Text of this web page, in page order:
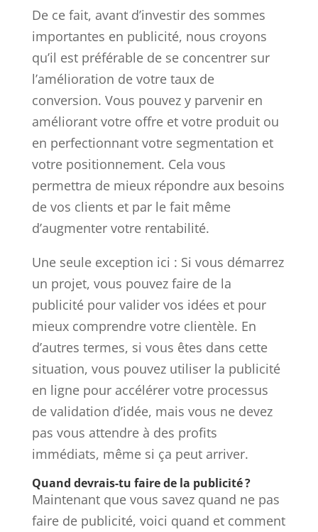
De ce fait, avant d’investir des sommes
importantes en publicité, nous croyons
qu’il est préférable de se concentrer sur
l’amélioration de votre taux de
conversion. Vous pouvez y parvenir en
améliorant votre offre et votre produit ou
en perfectionnant votre segmentation et
votre positionnement. Cela vous
permettra de mieux répondre aux besoins
de vos clients et par le fait même
d’augmenter votre rentabilité.
Une seule exception ici : Si vous démarrez
un projet, vous pouvez faire de la
publicité pour valider vos idées et pour
mieux comprendre votre clientèle. En
d’autres termes, si vous êtes dans cette
situation, vous pouvez utiliser la publicité
en ligne pour accélérer votre processus
de validation d’idée, mais vous ne devez
pas vous attendre à des profits
immédiats, même si ça peut arriver.
Quand devrais-tu faire de la publicité ?
Maintenant que vous savez quand ne pas
faire de publicité, voici quand et comment